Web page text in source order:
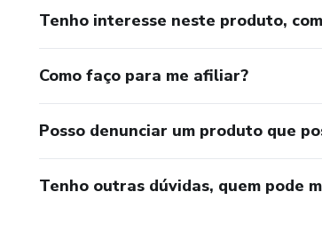
Tenho interesse neste produto,
Como faço para me afiliar?
Posso denunciar um produto que
Tenho outras dúvidas, quem pode